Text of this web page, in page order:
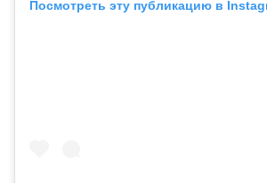
Посмотреть эту публикацию в